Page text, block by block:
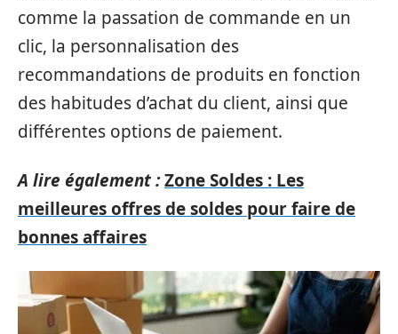
comme la passation de commande en un
clic, la personnalisation des
recommandations de produits en fonction
des habitudes d’achat du client, ainsi que
différentes options de paiement.
A lire également :Zone Soldes : Les
meilleures offres de soldes pour faire de
bonnes affaires